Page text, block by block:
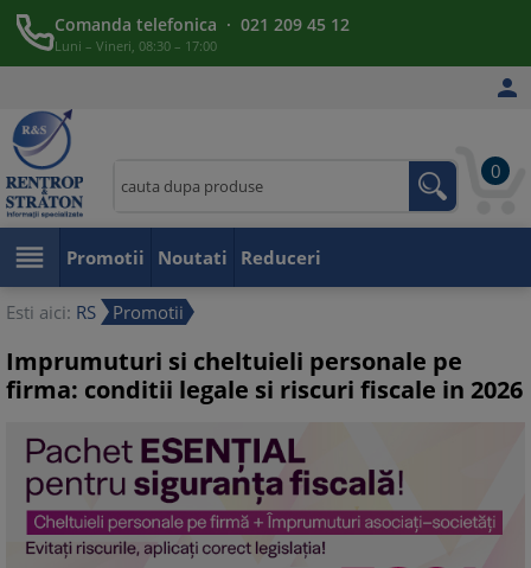
Comanda telefonica · 021 209 45 12
Luni – Vineri, 08:30 – 17:00

0
 Promotii Noutati Reduceri
Esti aici: RS Promotii
Imprumuturi si cheltuieli personale pe
firma: conditii legale si riscuri fiscale in 2026